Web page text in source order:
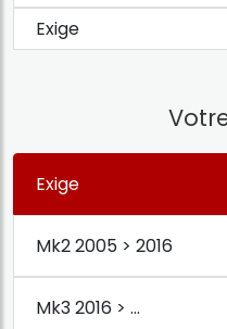
Exige
Exige
Mk2 2005 > 2016
Mk3 2016 > ...